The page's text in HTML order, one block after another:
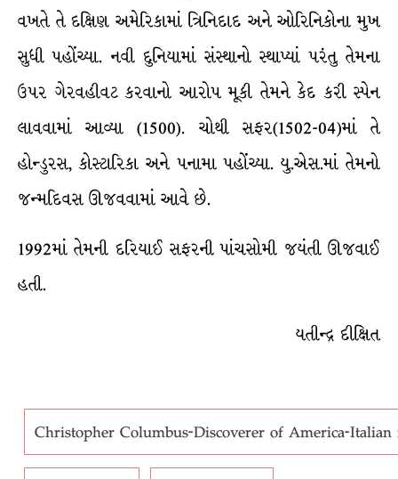
વખતે તે દક્ષિણ અમેરિકામાં ત્રિનિદાદ અને ઓરિનિકોના મુખ
સુધી પહોંચ્યા. નવી દુનિયામાં સંસ્થાનો સ્થાપ્યાં પરંતુ તેમના
ઉપર ગેરવહીવટ કરવાનો આરોપ મૂકી તેમને કેદ કરી સ્પેન
લાવવામાં આવ્યા (1500). ચોથી સફર(1502-04)માં તે
હોન્ડુરસ, કોસ્ટારિકા અને પનામા પહોંચ્યા. યુ.એસ.માં તેમનો
જન્મદિવસ ઊજવવામાં આવે છે.
1992માં તેમની દરિયાઈ સફરની પાંચસોમી જયંતી ઊજવાઈ
હતી.
યતીન્દ્ર દીક્ષિત
Christopher Columbus-Discoverer of America-